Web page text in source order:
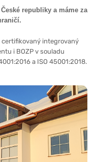
republiky a máme za
certifikovaný integrovaný
i BOZP v souladu
a ISO 45001:2018.